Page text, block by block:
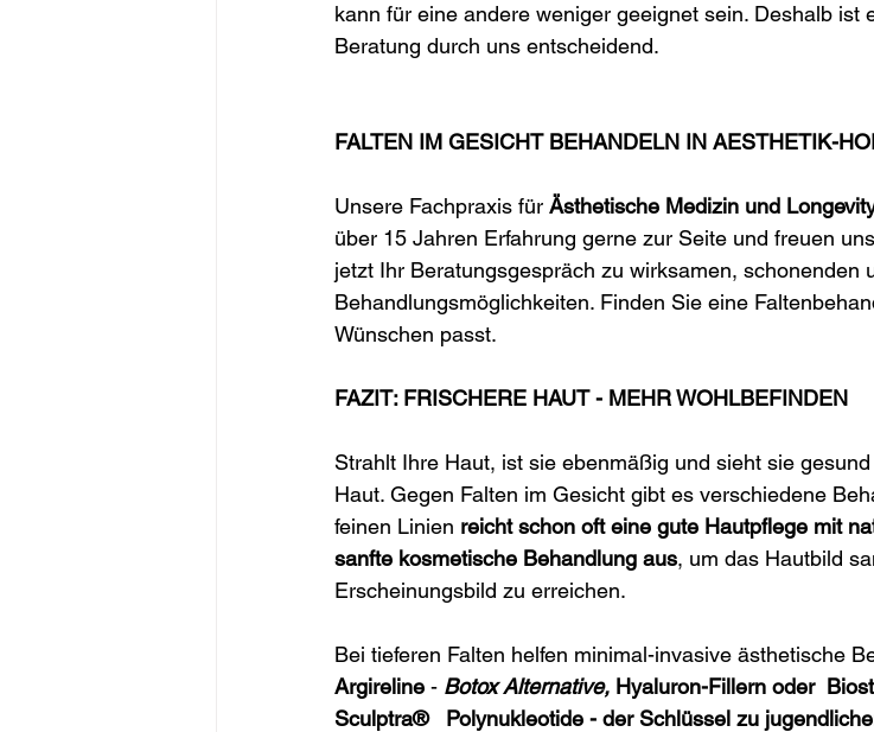
kann für eine andere weniger geeignet sein. Deshalb ist
Beratung durch uns entscheidend.
FALTEN IM GESICHT BEHANDELN IN AESTHETIK-
Unsere Fachpraxis für Ästhetische Medizin und
über 15 Jahren Erfahrung gerne zur Seite und freuen
jetzt Ihr Beratungsgespräch zu wirksamen, schonenden
Behandlungsmöglichkeiten. Finden Sie eine
Wünschen passt.
FAZIT: FRISCHERE HAUT - MEHR WOHLBEFINDEN
Strahlt Ihre Haut, ist sie ebenmäßig und sieht sie
Haut. Gegen Falten im Gesicht gibt es verschiedene
feinen Linien reicht schon oft eine gute Hautpflege mit
sanfte kosmetische Behandlung aus, um das Hautbild
Erscheinungsbild zu erreichen.
Bei tieferen Falten helfen minimal-invasive ästhetische
Argireline - Botox Alternative, Hyaluron-Fillern oder
Sculptra®
Polynukleotide - der Schlüssel zu